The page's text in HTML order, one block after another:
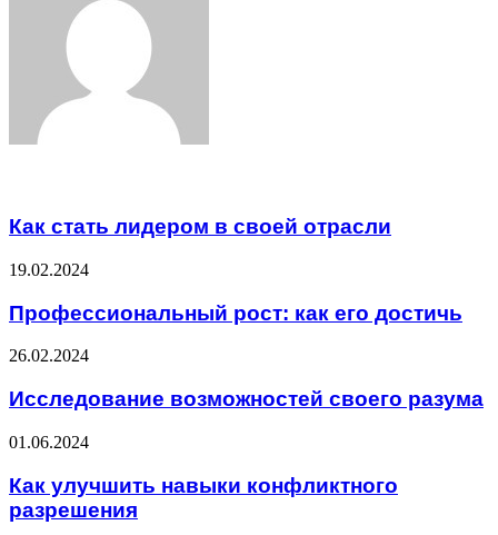
Как стать лидером в своей отрасли
19.02.2024
Профессиональный рост: как его достичь
26.02.2024
Исследование возможностей своего разума
01.06.2024
Как улучшить навыки конфликтного
разрешения